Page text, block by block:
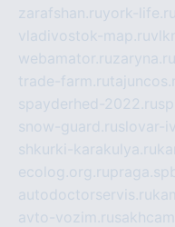
zarafshan.ruyork-life.ru
vladivostok-map.ru
webamator.ruzaryna.ru
trade-farm.ru
spayderhed-2022.ru
snow-guard.ruslovar-
shkurki-karakulya.ru
ecolog.org.ru
autodoctorservis.ru
avto-vozim.ru